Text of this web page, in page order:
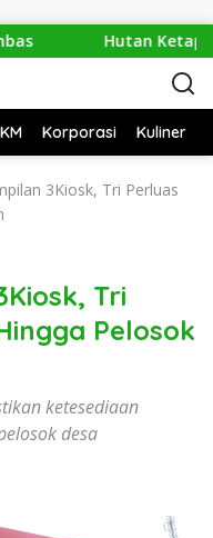
Hutan Ketapang
Korporasi Kuliner
3Kiosk, Tri Perluas
Tri
Pelosok
ketesediaan
desa